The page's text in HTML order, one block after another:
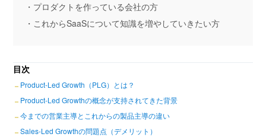
・プロダクトを作っている会社の方
・これからSaaSについて知識を増やしていきたい方
目次
Product-Led Growth（PLG）とは？
Product-Led Growthの概念が支持されてきた背景
今までの営業主導とこれからの製品主導の違い
Sales-Led Growthの問題点（デメリット）